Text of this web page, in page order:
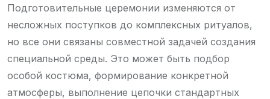
Подготовительные церемонии изменяются от
несложных поступков до комплексных ритуалов,
но все они связаны совместной задачей создания
специальной среды. Это может быть подбор
особой костюма, формирование конкретной
атмосферы, выполнение цепочки стандартных